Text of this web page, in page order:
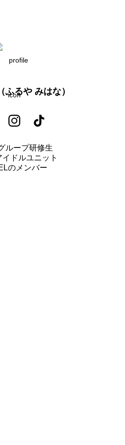
ふるや みはな）
ループ研修生
イドルユニット
のメンバー